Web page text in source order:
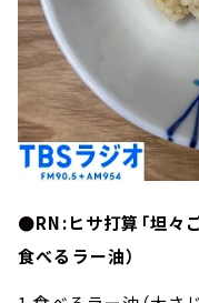
●RN:ヒサ打算「坦々
食べるラー油）